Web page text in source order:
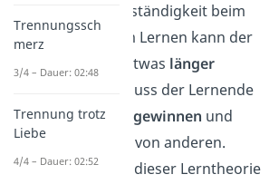
Aufgrund der Selbstständigkeit beim
konstruktivistischem Lernen kann der
Lernprozess selbst etwas länger
. Immerhin muss der Lernende
selbst Erkenntnisse gewinnen und
beobachtet sie nicht von anderen.
Gleichzeitig wird bei dieser Lerntheorie
Trennungssch
merz
3/4 – Dauer: 02:48
Trennung trotz
Liebe
4/4 – Dauer: 02:52